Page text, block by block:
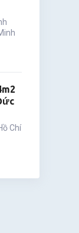
Chí